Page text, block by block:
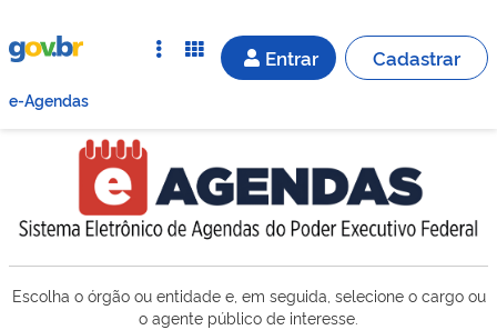
Entrar Cadastrar
e-Agendas
Escolha o órgão ou entidade e, em seguida, selecione o cargo ou
o agente público de interesse.